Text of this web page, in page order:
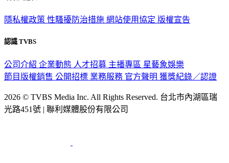
隱私權政策 性騷擾防治措施 網站使用協定 版權宣告
認識 TVBS
公司介紹 企業動態 人才招募 主播專區 星藝象娛樂
節目版權銷售 公開招標 業務服務 官方聲明 獲獎紀錄／認證
2026 © TVBS Media Inc. All Rights Reserved. 台北市內湖區瑞
光路451號 | 聯利媒體股份有限公司